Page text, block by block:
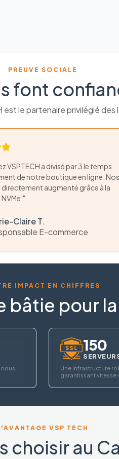
PREUVE SOCIALE
font
le partenaire privilégié des
VSPTECH a divisé par 3 le temps
de notre boutique en ligne. Nos
augmenté grâce à la
Claire T.
E-commerce
IMPACT EN CHIFFRES
bâtie pour
150
Une infrastructure
garantissant vitesse
VSP TECH
choisir au